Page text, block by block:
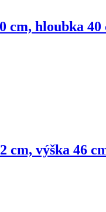
hloubka 40
cm, výška 46